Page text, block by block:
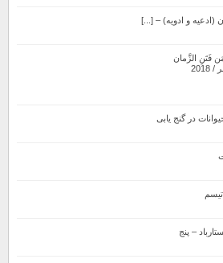
(ادعیه و ادویه) – [...]
فَتَنِ الزَّمان
در گنج یابی
– پنج